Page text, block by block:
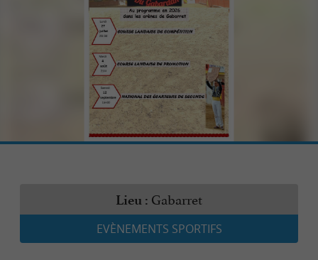
Lieu : Gabarret
EVÈNEMENTS SPORTIFS